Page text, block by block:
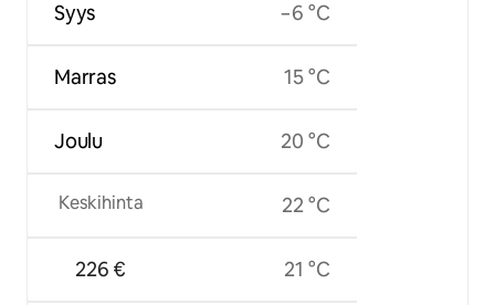
Syys
Marras
Joulu
Keskihinta
226 €
−6 °C
15 °C
20 °C
22 °C
21 °C